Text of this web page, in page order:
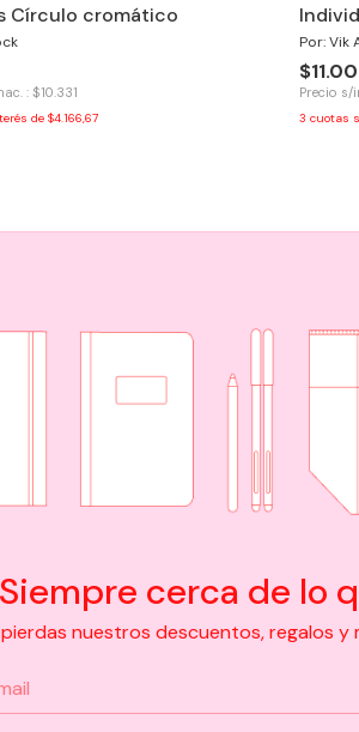
Círculo cromático
: $10.331
de $4.166,67
Por: Vik
Precio s/
3 cuotas
Siempre cerca de lo
nuestros descuentos, regalos